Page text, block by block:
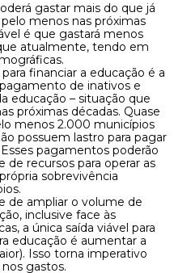
gastar mais do que já
menos nas próximas
é que gastará menos
atualmente, tendo em
financiar a educação é a
de inativos e
educação – situação que
próximas décadas. Quase
menos 2.000 municípios
possuem lastro para pagar
pagamentos poderão
de recursos para operar as
sobrevivência
de ampliar o volume de
inclusive face às
a única saída viável para
educação é aumentar a
Isso torna imperativo
gastos.